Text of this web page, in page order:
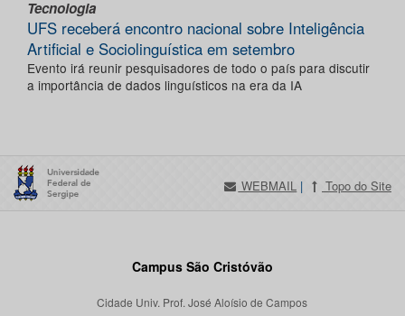
Tecnologia
UFS receberá encontro nacional sobre Inteligência
Artificial e Sociolinguística em setembro
Evento irá reunir pesquisadores de todo o país para discutir
a importância de dados linguísticos na era da IA
WEBMAIL | Topo do Site
Campus São Cristóvão
Cidade Univ. Prof. José Aloísio de Campos